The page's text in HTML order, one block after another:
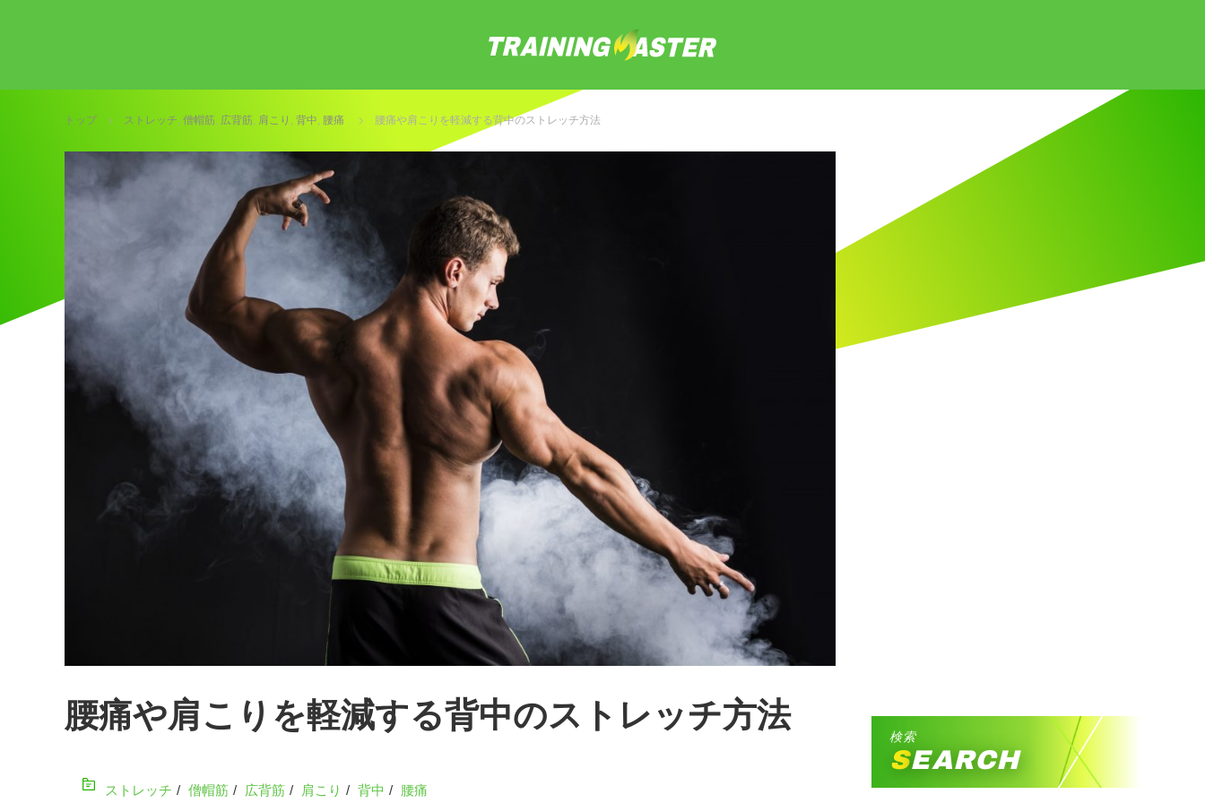
トップ ストレッチ, 僧帽筋, 広背筋, 肩こり , 背中, 腰痛 腰痛や肩こりを軽減する背中のストレッチ方法
腰痛や肩こりを軽減する背中のストレッチ方法
ストレッチ / 僧帽筋 / 広背筋 / 肩こり / 背中 / 腰痛
検索
SEARCH